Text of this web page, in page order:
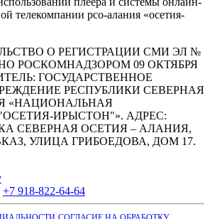
телекомпании рсо-алания «осетия-
О РЕГИСТРАЦИИ СМИ ЭЛ №
РОСКОМНАДЗОРОМ 09 ОКТЯБРЯ
ГОСУДАРСТВЕННОЕ
РЕСПУБЛИКИ СЕВЕРНАЯ
«НАЦИОНАЛЬНАЯ
ИРЫСТОН"». АДРЕС:
СЕВЕРНАЯ ОСЕТИЯ – АЛАНИЯ,
УЛИЦА ГРИБОЕДОВА, ДОМ 17.
+7 918-822-64-64